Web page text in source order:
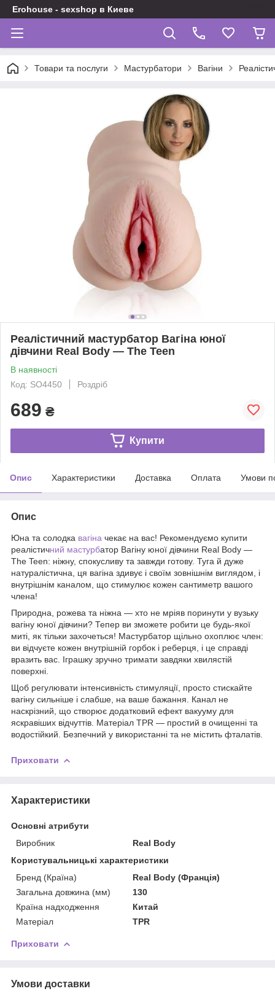
Erohouse - sexshop в Киеве
Товари та послуги Мастурбатори Вагіни
Реалістичний мастурбатор Вагіна юної
дівчини Real Body — The Teen
В наявності
Код: SO4450
Роздріб
689 ₴
Купити
Опис Характеристики Доставка Оплата Умови
Опис
Юна та солодка вагіна чекає на вас! Рекомендуємо купити
реалістичний мастурбатор Вагіну юної дівчини Real Body —
The Teen: ніжну, спокусливу та завжди готову. Туга й дуже
натуралістична, ця вагіна здивує і своїм зовнішнім виглядом, і
внутрішнім каналом, що стимулює кожен сантиметр вашого
члена!
Природна, рожева та ніжна — хто не мріяв поринути у вузьку
вагіну юної дівчини? Тепер ви зможете робити це будь-якої
миті, як тільки захочеться! Мастурбатор щільно охоплює член:
ви відчуєте кожен внутрішній горбок і реберця, і це справді
вразить вас. Іграшку зручно тримати завдяки хвилястій
поверхні.
Щоб регулювати інтенсивність стимуляції, просто стискайте
вагіну сильніше і слабше, на ваше бажання. Канал не
наскрізний, що створює додатковий ефект вакууму для
яскравіших відчуттів. Матеріал TPR — простий в очищенні та
водостійкий. Безпечний у використанні та не містить фталатів.
Приховати
Характеристики
Основні атрибути
Виробник
Real Body
Користувальницькі характеристики
Бренд (Країна)
Real Body (Франція)
Загальна довжина (мм)
130
Країна надходження
Китай
Матеріал
TPR
Приховати
Умови доставки